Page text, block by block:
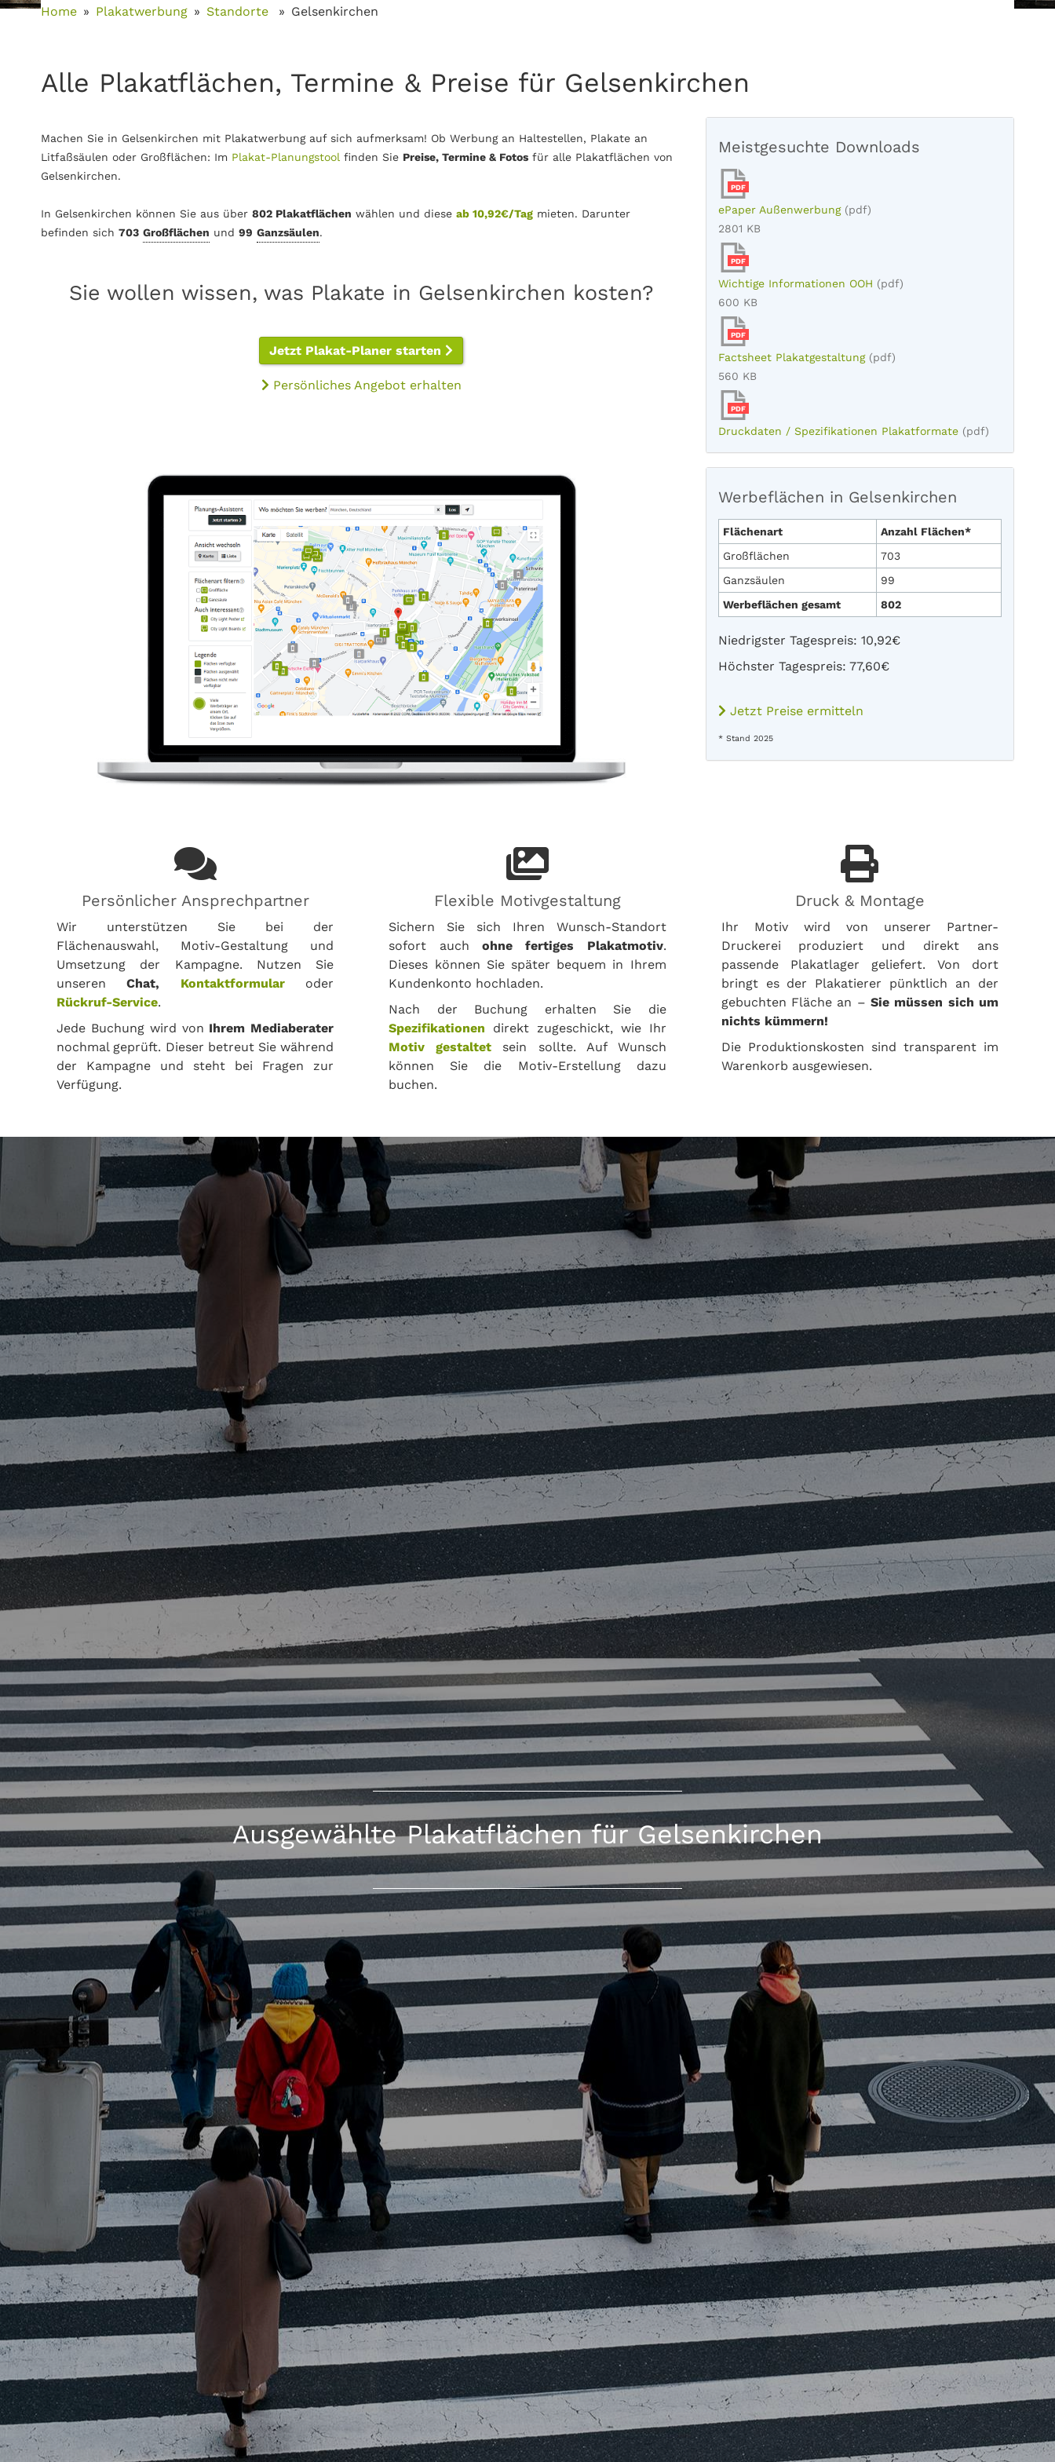
Home Plakatwerbung Standorte Gelsenkirchen
Alle Plakatflächen, Termine & Preise für Gelsenkirchen
Machen Sie in Gelsenkirchen mit Plakatwerbung auf sich aufmerksam! Ob Werbung an Haltestellen, Plakate an
Litfaßsäulen oder Großflächen: Im Plakat-Planungstool finden Sie Preise, Termine & Fotos für alle Plakatflächen von
Gelsenkirchen.
In Gelsenkirchen können Sie aus über 802 Plakatflächen wählen und diese ab 10,92€/Tag mieten. Darunter
befinden sich 703 Großflächen und 99 Ganzsäulen.
Sie wollen wissen, was Plakate in Gelsenkirchen kosten?
Jetzt Plakat-Planer starten
Persönliches Angebot erhalten
Meistgesuchte Downloads
PDF
ePaper Außenwerbung (pdf)
2801 KB
PDF
Wichtige Informationen OOH (pdf)
600 KB
PDF
Factsheet Plakatgestaltung (pdf)
560 KB
PDF
Druckdaten / Spezifikationen Plakatformate (pdf)
Werbeflächen in Gelsenkirchen
Flächenart
Anzahl Flächen*
Großflächen
703
Ganzsäulen
99
Werbeflächen gesamt
802
Niedrigster Tagespreis: 10,92€
Höchster Tagespreis: 77,60€
Jetzt Preise ermitteln
* Stand 2025
Persönlicher Ansprechpartner
Wir unterstützen Sie bei der
Flächenauswahl, Motiv-Gestaltung und
Umsetzung der Kampagne. Nutzen Sie
unserenChat, Kontaktformularoder
Rückruf-Service.
Jede Buchung wird von Ihrem Mediaberater
nochmal geprüft. Dieser betreut Sie während
der Kampagne und steht bei Fragen zur
Verfügung.
Flexible Motivgestaltung
Sichern Sie sich Ihren Wunsch-Standort
sofort auch ohne fertiges Plakatmotiv.
Dieses können Sie später bequem in Ihrem
Kundenkonto hochladen.
Nach der Buchung erhalten Sie die
Spezifikationen direkt zugeschickt, wie Ihr
Motiv gestaltet sein sollte. Auf Wunsch
können Sie die Motiv-Erstellung dazu
buchen.
Druck & Montage
Ihr Motiv wird von unserer Partner-
Druckerei produziert und direkt ans
passende Plakatlager geliefert. Von dort
bringt es der Plakatierer pünktlich an der
gebuchten Fläche an – Sie müssen sich um
nichts kümmern!
Die Produktionskosten sind transparent im
Warenkorb ausgewiesen.
Ausgewählte Plakatflächen für Gelsenkirchen